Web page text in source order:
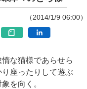
（2014/1/9 06:00）
な猫様であらせら
座ったりして遊ぶ
を向く。